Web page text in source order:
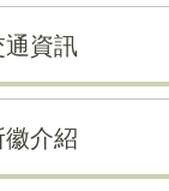
通資訊
徽介紹